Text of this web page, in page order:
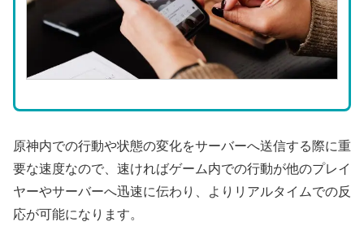
原神内での行動や状態の変化をサーバーへ送信する際に重
要な速度なので、速ければゲーム内での行動が他のプレイ
ヤーやサーバーへ迅速に伝わり、よりリアルタイムでの反
応が可能になります。